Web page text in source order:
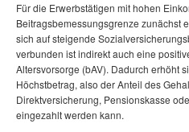
Für die Erwerbstätigen mit hohen
Beitragsbemessungsgrenze zunächst
sich auf steigende
verbunden ist indirekt auch eine
Altersvorsorge (bAV). Dadurch erhöht
Höchstbetrag, also der Anteil des
Direktversicherung, Pensionskasse
eingezahlt werden kann.